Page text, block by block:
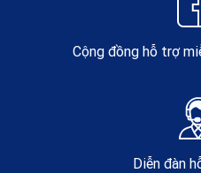
Cộng đồng hỗ trợ
Diễn đàn